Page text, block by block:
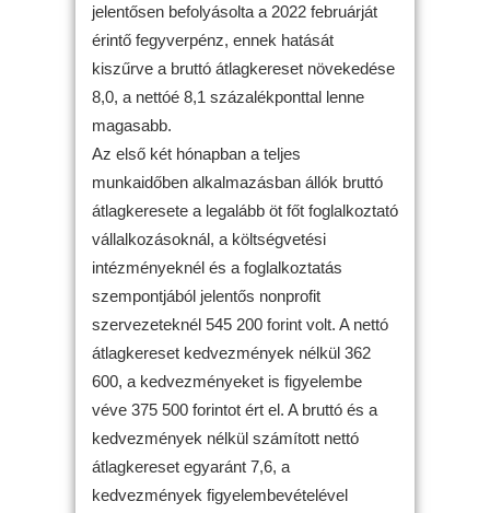
jelentősen befolyásolta a 2022 februárját
érintő fegyverpénz, ennek hatását
kiszűrve a bruttó átlagkereset növekedése
8,0, a nettóé 8,1 százalékponttal lenne
magasabb.
Az első két hónapban a teljes
munkaidőben alkalmazásban állók bruttó
átlagkeresete a legalább öt főt foglalkoztató
vállalkozásoknál, a költségvetési
intézményeknél és a foglalkoztatás
szempontjából jelentős nonprofit
szervezeteknél 545 200 forint volt. A nettó
átlagkereset kedvezmények nélkül 362
600, a kedvezményeket is figyelembe
véve 375 500 forintot ért el. A bruttó és a
kedvezmények nélkül számított nettó
átlagkereset egyaránt 7,6, a
kedvezmények figyelembevételével